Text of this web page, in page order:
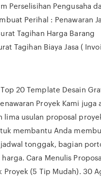
Perselisihan Pengusaha
Perihal : Penawaran
Tagihan Harga Barang
Tagihan Biaya Jasa (
20 Template Desain
Proyek Kami juga
lima usulan proposal
membantu Anda
tonggak, bagian
Cara Menulis
Proyek (5 Tip Mudah). 30